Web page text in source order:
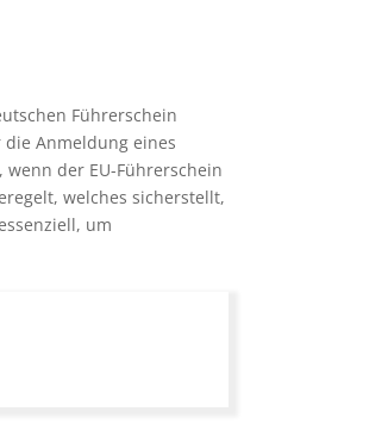
Führerschein
Anmeldung eines
der EU-Führerschein
welches sicherstellt,
um